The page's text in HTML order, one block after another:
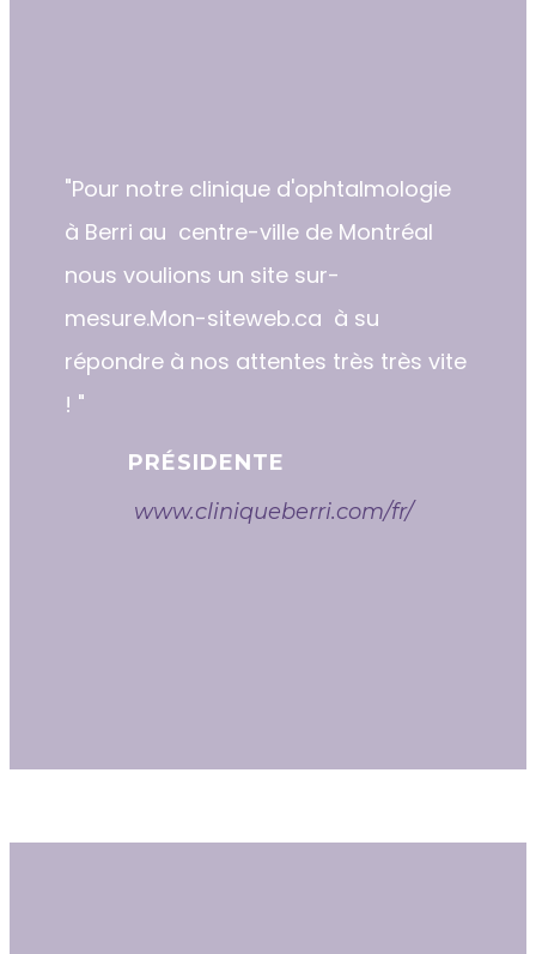
"​​Pour notre clinique d'ophtalmologie
à Berri au centre-ville de Montréal
nous voulions un site sur-
mesure.Mon-siteweb.ca à su
répondre à nos attentes très très vite
! "
PRÉSIDENTE
www.cliniqueberri.com/fr/